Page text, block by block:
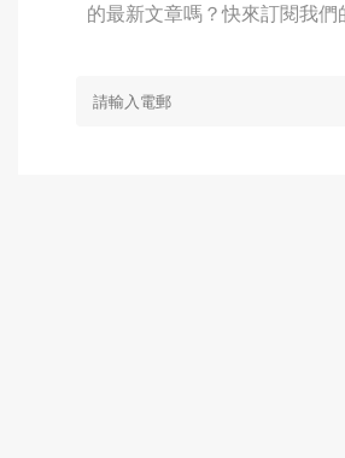
的最新文章嗎？快來訂閱我們